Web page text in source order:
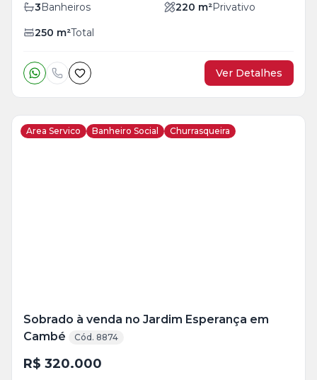
3Banheiros 220 m²Privativo
250 m²Total
Ver Detalhes
Area Servico Banheiro Social Churrasqueira
Sobrado à venda no Jardim Esperança em
Cambé
Cód. 8874
R$ 320.000